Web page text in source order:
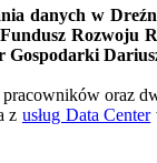
danych w
Rozwoju
Gospodarki
oraz
z usług Data Center